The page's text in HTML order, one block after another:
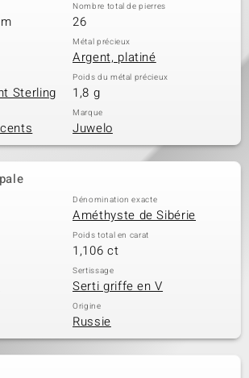
Nombre total de pierres
26
Métal précieux
Argent, platiné
Sterling
Poids du métal précieux
1,8 g
Marque
Juwelo
Dénomination exacte
Améthyste de Sibérie
Poids total en carat
1,106 ct
Sertissage
Serti griffe en V
Origine
Russie